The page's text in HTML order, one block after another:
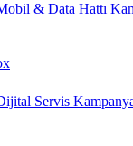
& Data Hattı
Servis